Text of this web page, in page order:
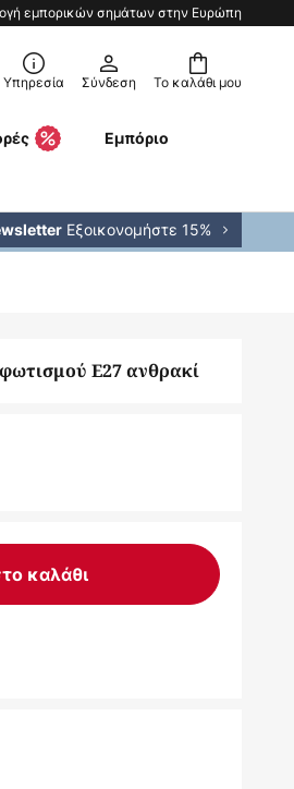
εμπορικών σημάτων στην Ευρώπη
Το καλάθι μου
Υπηρεσία Σύνδεση
Εμπόριο
Εξοικονομήστε 15%
E27 ανθρακί
καλάθι